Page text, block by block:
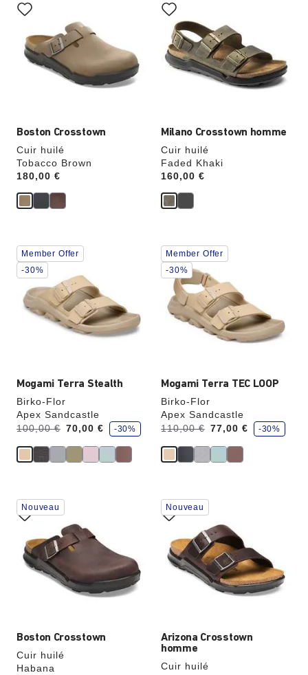
Boston Crosstown
Cuir huilé
Tobacco Brown
Price:
180,00 €
sur
les
échantillons
couleurs
modifiera
Milano Crosstown homme
Cuir huilé
Faded Khaki
Price:
160,00 €
sur
les
échantillons
couleurs
modifiera
Mogami Terra Stealth
Birko-Flor
Apex Sandcastle
Avant:
100,00 €
à 70,00 €
é
c
n
o
z
-30%
Cliquer
sur
les
échantillons
couleurs
modifiera
Member Offer
-30%
Mogami Terra TEC LOOP
Birko-Flor
Apex Sandcastle
Avant:
110,00 €
à 77,00 €
é
c
n
o
z
-30%
Cliquer
sur
les
échantillons
couleurs
modifiera
Member Offer
-30%
Boston Crosstown
Cuir huilé
Habana
Cliquer
sur
les
échantillons
couleurs
modifiera
Nouveau
Arizona Crosstown
homme
Cuir huilé
Cliquer
sur
les
échantillons
couleurs
modifiera
Nouveau